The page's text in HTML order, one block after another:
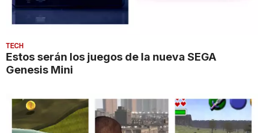
TECH
Estos serán los juegos de la nueva SEGA
Genesis Mini